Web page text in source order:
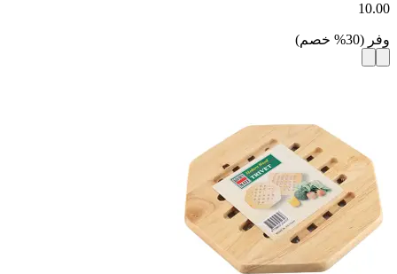
10.00
وفر (
30
% خصم)